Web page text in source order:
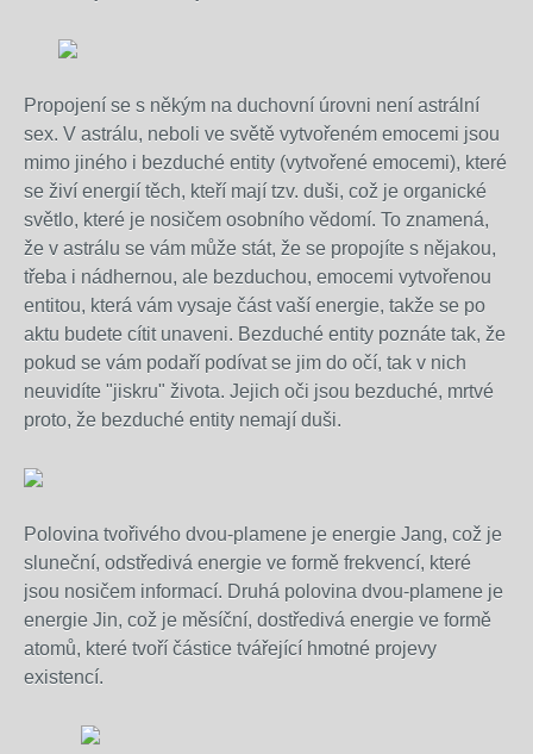
Propojení se s někým na duchovní úrovni není astrální
sex. V astrálu, neboli ve světě vytvořeném emocemi jsou
mimo jiného i bezduché entity (vytvořené emocemi), které
se živí energií těch, kteří mají tzv. duši, což je organické
světlo, které je nosičem osobního vědomí. To znamená,
že v astrálu se vám může stát, že se propojíte s nějakou,
třeba i nádhernou, ale bezduchou, emocemi vytvořenou
entitou, která vám vysaje část vaší energie, takže se po
aktu budete cítit unaveni. Bezduché entity poznáte tak, že
pokud se vám podaří podívat se jim do očí, tak v nich
neuvidíte "jiskru" života. Jejich oči jsou bezduché, mrtvé
proto, že bezduché entity nemají duši.
Polovina tvořivého dvou-plamene je energie Jang, což je
sluneční, odstředivá energie ve formě frekvencí, které
jsou nosičem informací. Druhá polovina dvou-plamene je
energie Jin, což je měsíční, dostředivá energie ve formě
atomů, které tvoří částice tvářející hmotné projevy
existencí.